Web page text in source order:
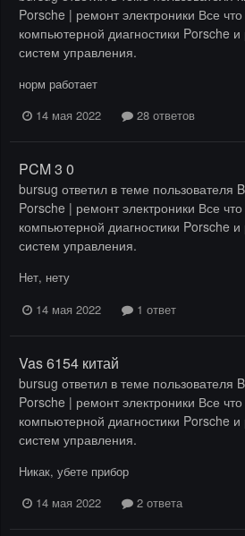
Porsche | ремонт электроники Все что
компьютерной диагностики Porsche
систем управления.
норм работает
14 мая 2022
28 ответов
PCM 3 0
bursug ответил в теме пользователя
Porsche | ремонт электроники Все что
компьютерной диагностики Porsche
систем управления.
Нет, нету
14 мая 2022
1 ответ
Vas 6154 китай
bursug ответил в теме пользователя
Porsche | ремонт электроники Все что
компьютерной диагностики Porsche
систем управления.
Никак, убете прибор
14 мая 2022
2 ответа